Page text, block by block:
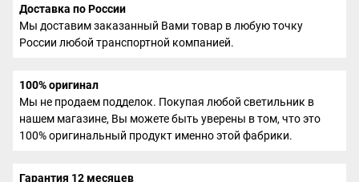
Доставка по России
Мы доставим заказанный Вами товар в любую точку
России любой транспортной компанией.
100% оригинал
Мы не продаем подделок. Покупая любой светильник в
нашем магазине, Вы можете быть уверены в том, что это
100% оригинальный продукт именно этой фабрики.
Гарантия 12 месяцев